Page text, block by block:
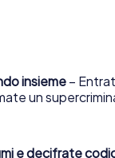
immortalati nel
e avrete accesso
dello
Oud-Turnhout in
insieme –
un
e decifrate